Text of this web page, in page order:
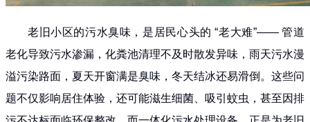
老旧小区的污水臭味，是居民心头的 “老大难”—— 管道
老化导致污水渗漏，化粪池清理不及时散发异味，雨天污水漫
溢污染路面，夏天开窗满是臭味，冬天结冰还易滑倒。这些问
题不仅影响居住体验，还可能滋生细菌、吸引蚊虫，甚至因排